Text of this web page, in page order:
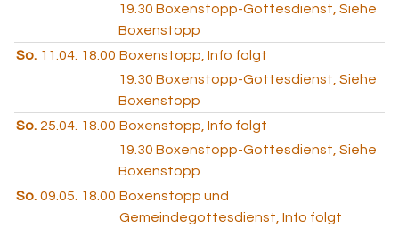
19.30 Boxenstopp-Gottesdienst, Siehe
Boxenstopp
So. 11.04. 18.00 Boxenstopp, Info folgt
19.30 Boxenstopp-Gottesdienst, Siehe
Boxenstopp
So. 25.04. 18.00 Boxenstopp, Info folgt
19.30 Boxenstopp-Gottesdienst, Siehe
Boxenstopp
So. 09.05. 18.00 Boxenstopp und
Gemeindegottesdienst, Info folgt